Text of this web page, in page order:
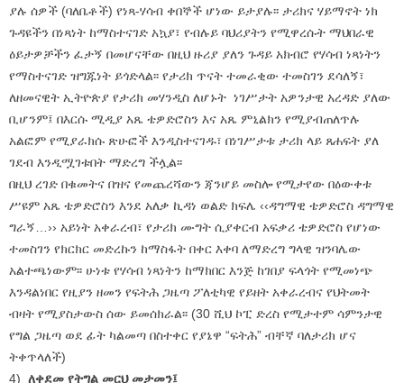
ያሉ ሰዎች (ባለቤቶች) የነጻ-ሃሳብ ቀበኞች ሆነው ይታያሉ፡፡ ታሪክና ሃይማኖት ነክ
ጉዳዩችን በነጻነት ከማስተናገድ አኳያ፣ የብሉይ ባህሪያትን የሚዋረሱት ማህበራዊ
ዕይታዎቻችን ፈታኝ በመሆናቸው በዚህ ዙሪያ ያለን ጉዳይ አክብሮ የሃሳብ ነጻነትን
የማስተናገድ ዝግጁነት ይጎድላል፡፡ የታሪክ ጥናት ተመራቂው ተመስገን ደሳለኝ፣
ለዘመናዊት ኢትዮጵያ የታሪክ መሃንዲስ ለሆኑት ነገሥታት አዎንታዊ አረዳድ ያለው
ቢሆንም፤ በእርሱ ሚዲያ አጼ ቴዎድሮስን እና አጼ ምኒልክን የሚያብጠለጥሉ
አልፎም የሚያራክሱ ጽሁፎች እንዲስተናገዱ፣ በነገሥታቱ ታሪክ ላይ ጸሐፍት ያለ
ገደብ እንዲሟገቱበት ማድረግ ችሏል፡፡
በዚህ ረገድ በቁመትና በዝና የመጨረሻውን ጃንሆይ መስሎ የሚታየው በዕውቀቱ
ሥዩም አጼ ቴዎድሮስን እንደ አለቃ ኪዳነ ወልድ ክፍሌ ‹‹ዳግማዊ ቴዎድሮስ ዳግማዊ
ግራኝ…›› አይነት አቀራረብ፣ የታሪክ ሙግት ሲያቀርብ አፍቃሪ ቴዎድሮስ የሆነው
ተመስገን የክርክር መድረኩን ከማስፋት በቀር እቀባ ለማድረግ ግላዊ ዝንባሌው
አልተጫነውም፡፡ ሁነቱ የሃሳብ ነጻነትን ከማክበር እንጅ ከገበያ ፍላጎት የሚመነጭ
እንዳልነበር የዚያን ዘመን የፍትሕ ጋዜጣ ፖለቲካዊ የይዘት አቀራረብና የህትመት
ብዛት የሚያስታውስ ሰው ይመሰክራል፡፡ (30 ሺህ ኮፒ ድረስ የሚታተም ሳምንታዊ
የግል ጋዜጣ ወደ ፊት ካልመጣ በስተቀር የያኔዋ “ፍትሕ” ብቸኛ ባለታሪክ ሆና
ትቀጥላለች)
4) ለቀደመ የትግል መርህ መታመን፤